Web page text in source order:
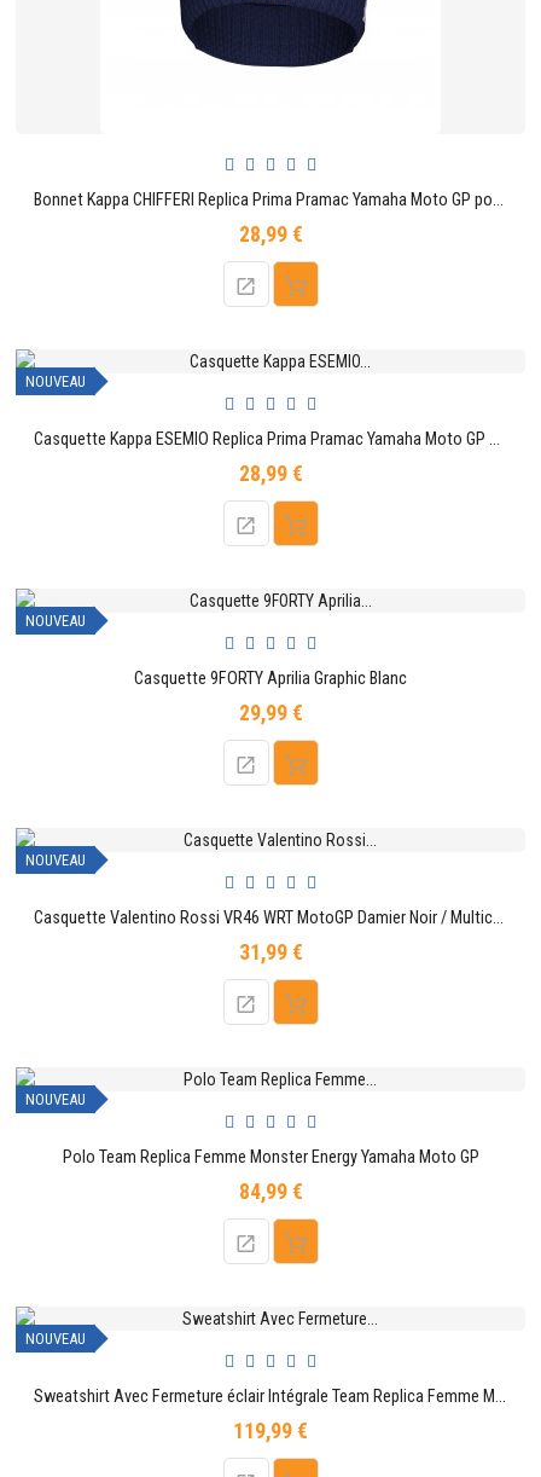
Bonnet Kappa CHIFFERI Replica Prima Pramac Yamaha Moto GP pour Adulte
28,99 €Prix
NOUVEAU
Casquette Kappa ESEMIO Replica Prima Pramac Yamaha Moto GP pour Adulte
28,99 €Prix
NOUVEAU
Casquette 9FORTY Aprilia Graphic Blanc
29,99 €Prix
NOUVEAU
Casquette Valentino Rossi VR46 WRT MotoGP Damier Noir / Multicolore New Era
31,99 €Prix
NOUVEAU
Polo Team Replica Femme Monster Energy Yamaha Moto GP
84,99 €Prix
NOUVEAU
Sweatshirt Avec Fermeture éclair Intégrale Team Replica Femme Monster Energy Yamaha Moto GP
119,99 €